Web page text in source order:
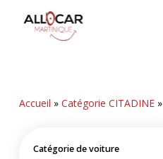
Accueil » Catégorie CITADINE»
Catégorie de voiture